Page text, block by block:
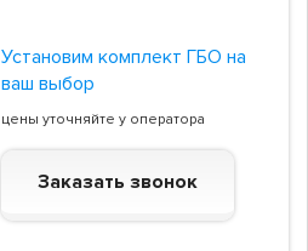
Установим комплект ГБО на
ваш выбор
цены уточняйте у оператора
Заказать звонок